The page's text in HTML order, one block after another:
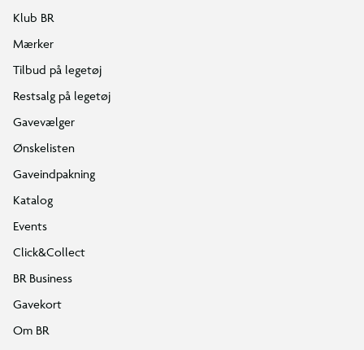
Klub BR
Mærker
Tilbud på legetøj
Restsalg på legetøj
Gavevælger
Ønskelisten
Gaveindpakning
Katalog
Events
Click&Collect
BR Business
Gavekort
Om BR